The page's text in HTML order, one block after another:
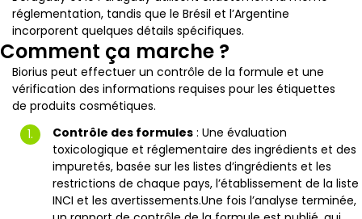
réglementation, tandis que le Brésil et l’Argentine
incorporent quelques détails spécifiques.
Comment ça marche ?
Biorius peut effectuer un contrôle de la formule et une
vérification des informations requises pour les étiquettes
de produits cosmétiques.
Contrôle des formules : Une évaluation
toxicologique et réglementaire des ingrédients et des
impuretés, basée sur les listes d’ingrédients et les
restrictions de chaque pays, l’établissement de la liste
INCI et les avertissements.Une fois l’analyse terminée,